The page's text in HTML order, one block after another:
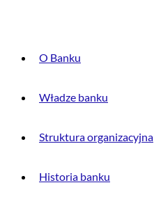
O Banku
Władze banku
Struktura organizacyjna
Historia banku